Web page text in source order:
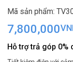
Mã sản phẩm:
7,800,000
Hỗ trợ trả góp 0%